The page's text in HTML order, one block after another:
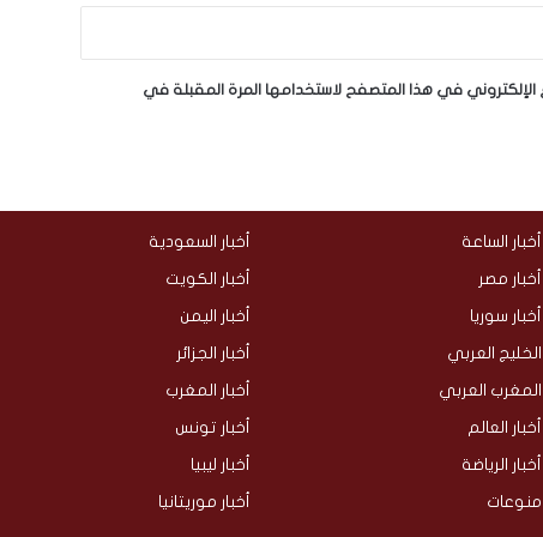
في هذا المتصفح لاستخدامها المرة المقبلة في
أخبار الساعة
أخبار مصر
أخبار سوريا
الخليج العربي
المغرب العربي
أخبار العالم
أخبار الرياضة
منوعات
أخبار السعودية
أخبار الكويت
أخبار اليمن
أخبار الجزائر
أخبار المغرب
أخبار تونس
أخبار ليبيا
أخبار موريتانيا